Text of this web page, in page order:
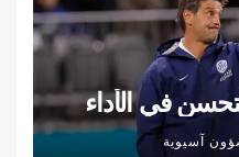
في الأداء
آسيوية